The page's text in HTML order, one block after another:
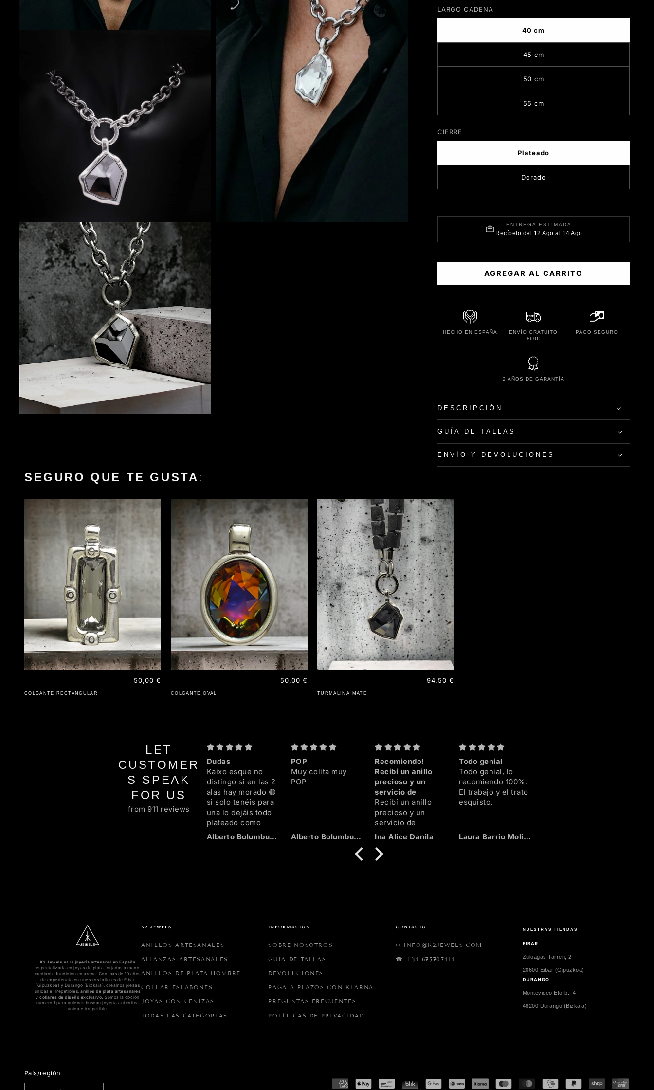
LARGO CADENA
40 cm
45 cm
50 cm
55 cm
CIERRE
Plateado
Dorado
ENTREGA ESTIMADA
Recíbelo del 12 Ago al 14 Ago
AGREGAR AL CARRITO
HECHO EN ESPAÑA
ENVÍO GRATUITO
+60€
PAGO SEGURO
2 AÑOS DE GARANTÍA
DESCRIPCIÓN
GUÍA DE TALLAS
ENVÍO Y DEVOLUCIONES
SEGURO QUE TE GUSTA:
COLGANTE RECTANGULAR
Precio
habitual
50,00 €
COLGANTE OVAL
Precio
habitual
50,00 €
TURMALINA MATE
Precio
habitual
94,50 €
LET
CUSTOMER
S SPEAK
FOR US
from 911 reviews
Dudas
Kaixo esque no
distingo si en las 2
alas hay morado 🟣
si solo tenéis para
una lo dejáis todo
plateado como
cuando me lo
Alberto Bolumburu Mendicute
POP
Muy colita muy
POP
Alberto Bolumburu Mendicute
Recomiendo!
Recibí un anillo
precioso y un
servicio de
Recibí un anillo
precioso y un
servicio de
atención al cliente
llego más rapido de
lo que esperaba!
Ina Alice Danila
Todo genial
Todo genial, lo
recomiendo 100%.
El trabajo y el trato
esquisto.
Laura Barrio Molina
K2 Jewels es la joyería artesanal en España
especializada en joyas de plata forjadas a mano
mediante fundición en arena. Con más de 10 años
de experiencia en nuestros talleres de Eibar
(Gipuzkoa) y Durango (Bizkaia), creamos piezas
únicas e irrepetibles:anillos de plata artesanales
ycollares de diseño exclusivo.Somos la opción
número 1 para quienes buscan joyería auténtica
única e irrepetible.
K2 JEWELS
ANILLOS ARTESANALES
ALIANZAS ARTESANALES
ANILLOS DE PLATA HOMBRE
COLLAR ESLABONES
JOYAS CON CENIZAS
TODAS LAS CATEGORIAS
INFORMACIÓN
SOBRE NOSOTROS
GUÍA DE TALLAS
DEVOLUCIONES
PAGA A PLAZOS CON KLARNA
PREGUNTAS FRECUENTES
POLÍTICAS DE PRIVACIDAD
CONTACTO
✉ INFO@K2JEWELS.COM
☎ +34 675707414
NUESTRAS TIENDAS
EIBAR
Zuloagas Tarren, 2
20600 Eibar (Gipuzkoa)
DURANGO
Montevideo Etorb., 4
48200 Durango (Bizkaia)
País/región